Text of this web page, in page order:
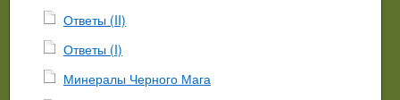
Ответы (II)
Ответы (I)
Минералы Черного Мага